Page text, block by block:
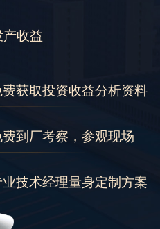
产收益
费获取投资收益分析资料
费到厂考察，参观现场
业技术经理量身定制方案